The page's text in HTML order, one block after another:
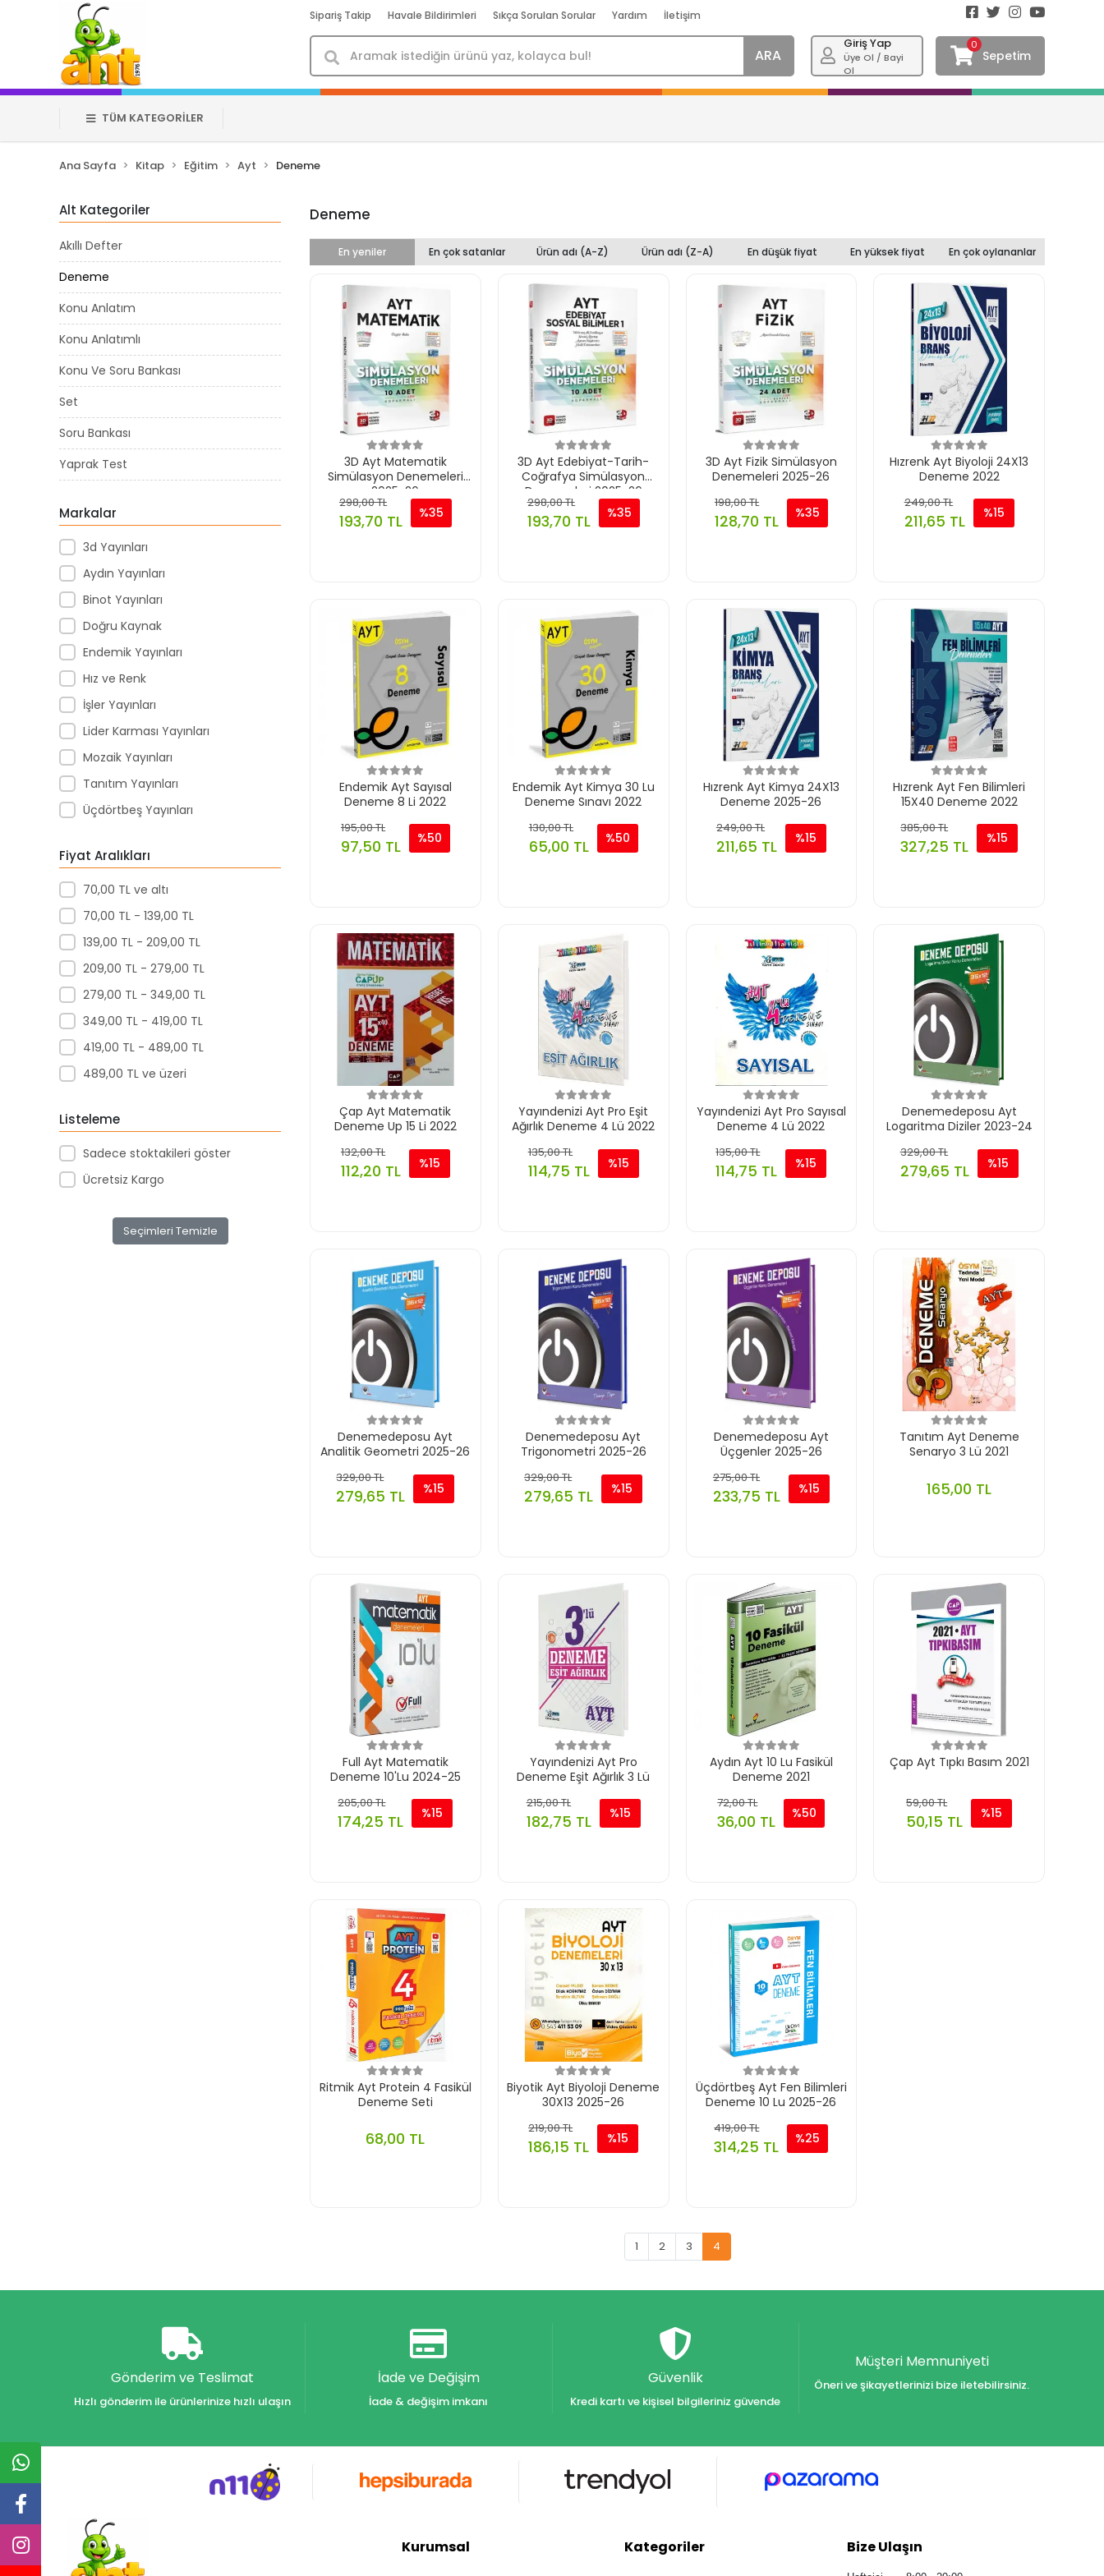
Sipariş Takip Havale Bildirimleri Sıkça Sorulan Sorular Yardım İletişim
ARA
Giriş Yap
Üye Ol / Bayi
Ol
0
Sepetim
TÜM KATEGORİLER
Ana Sayfa Kitap Eğitim Ayt Deneme
Alt Kategoriler
Akıllı Defter
Deneme
Konu Anlatım
Konu Anlatımlı
Konu Ve Soru Bankası
Set
Soru Bankası
Yaprak Test
Markalar
3d Yayınları
Aydın Yayınları
Binot Yayınları
Doğru Kaynak
Endemik Yayınları
Hız ve Renk
İşler Yayınları
Lider Karması Yayınları
Mozaik Yayınları
Tanıtım Yayınları
Üçdörtbeş Yayınları
Fiyat Aralıkları
70,00 TL ve altı
70,00 TL - 139,00 TL
139,00 TL - 209,00 TL
209,00 TL - 279,00 TL
279,00 TL - 349,00 TL
349,00 TL - 419,00 TL
419,00 TL - 489,00 TL
489,00 TL ve üzeri
Listeleme
Sadece stoktakileri göster
Ücretsiz Kargo
Seçimleri Temizle
Deneme
En yeniler En çok satanlar Ürün adı (A-Z) Ürün adı (Z-A) En düşük fiyat En yüksek fiyat En çok oylananlar
3D Ayt Matematik
Simülasyon Denemeleri
2025-26
298,00 TL
193,70 TL %35
3D Ayt Edebiyat-Tarih-
Coğrafya Simülasyon
Denemeleri 2025-26
298,00 TL
193,70 TL %35
3D Ayt Fizik Simülasyon
Denemeleri 2025-26
198,00 TL
128,70 TL %35
Hızrenk Ayt Biyoloji 24X13
Deneme 2022
249,00 TL
211,65 TL %15
Endemik Ayt Sayısal
Deneme 8 Li 2022
195,00 TL
97,50 TL %50
Endemik Ayt Kimya 30 Lu
Deneme Sınavı 2022
130,00 TL
65,00 TL %50
Hızrenk Ayt Kimya 24X13
Deneme 2025-26
249,00 TL
211,65 TL %15
Hızrenk Ayt Fen Bilimleri
15X40 Deneme 2022
385,00 TL
327,25 TL %15
Çap Ayt Matematik
Deneme Up 15 Li 2022
132,00 TL
112,20 TL %15
Yayındenizi Ayt Pro Eşit
Ağırlık Deneme 4 Lü 2022
135,00 TL
114,75 TL %15
Yayındenizi Ayt Pro Sayısal
Deneme 4 Lü 2022
135,00 TL
114,75 TL %15
Denemedeposu Ayt
Logaritma Diziler 2023-24
329,00 TL
279,65 TL %15
Denemedeposu Ayt
Analitik Geometri 2025-26
329,00 TL
279,65 TL %15
Denemedeposu Ayt
Trigonometri 2025-26
329,00 TL
279,65 TL %15
Denemedeposu Ayt
Üçgenler 2025-26
275,00 TL
233,75 TL %15
Tanıtım Ayt Deneme
Senaryo 3 Lü 2021
165,00 TL
Full Ayt Matematik
Deneme 10'Lu 2024-25
205,00 TL
174,25 TL %15
Yayındenizi Ayt Pro
Deneme Eşit Ağırlık 3 Lü
215,00 TL
182,75 TL %15
Aydın Ayt 10 Lu Fasikül
Deneme 2021
72,00 TL
36,00 TL %50
Çap Ayt Tıpkı Basım 2021
59,00 TL
50,15 TL %15
Ritmik Ayt Protein 4 Fasikül
Deneme Seti
68,00 TL
Biyotik Ayt Biyoloji Deneme
30X13 2025-26
219,00 TL
186,15 TL %15
Üçdörtbeş Ayt Fen Bilimleri
Deneme 10 Lu 2025-26
419,00 TL
314,25 TL %25
1 2 3 4
Gönderim ve Teslimat
Hızlı gönderim ile ürünlerinize hızlı ulaşın
İade ve Değişim
İade & değişim imkanı
Güvenlik
Kredi kartı ve kişisel bilgileriniz güvende
Müşteri Memnuniyeti
Öneri ve şikayetlerinizi bize iletebilirsiniz.
Kurumsal Kategoriler Bize Ulaşın